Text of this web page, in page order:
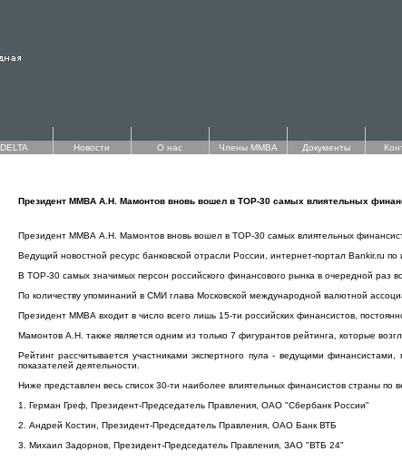
DELTA Новости О нас Члены ММВА Документы
Президент ММВА А.Н. Мамонтов вновь вошел в TOP-30 самых влиятельных
Президент ММВА А.Н. Мамонтов вновь вошел в TOP-30 самых влиятельных
Ведущий новостной ресурс банковской отрасли России, интернет-портал Bankir.ru
В TOP-30 самых значимых персон российского финансового рынка в очередной
По количеству упоминаний в СМИ глава Московской международной валютной
Президент ММВА входит в число всего лишь 15-ти российских финансистов,
Мамонтов А.Н. также является одним из только 7 фигурантов рейтинга, которые
Рейтинг рассчитывается участниками экспертного пула - ведущими
показателей деятельности.
Ниже представлен весь список 30-ти наиболее влиятельных финансистов страны по
1. Герман Греф, Президент-Председатель Правления, ОАО "Сбербанк России"
2. Андрей Костин, Президент-Председатель Правления, ОАО Банк ВТБ
3. Михаил Задорнов, Президент-Председатель Правления, ЗАО "ВТБ 24"